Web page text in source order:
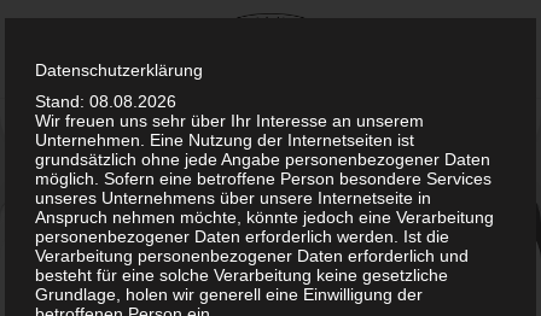
content
Pferde – Hygiene
Datenschutzerklärung
Stand: 08.08.2026
Wir freuen uns sehr über Ihr Interesse an unserem
Unternehmen. Eine Nutzung der Internetseiten ist
grundsätzlich ohne jede Angabe personenbezogener Daten
möglich. Sofern eine betroffene Person besondere Services
unseres Unternehmens über unsere Internetseite in
Anspruch nehmen möchte, könnte jedoch eine Verarbeitung
personenbezogener Daten erforderlich werden. Ist die
Verarbeitung personenbezogener Daten erforderlich und
besteht für eine solche Verarbeitung keine gesetzliche
Grundlage, holen wir generell eine Einwilligung der